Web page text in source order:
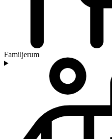
Familjerum